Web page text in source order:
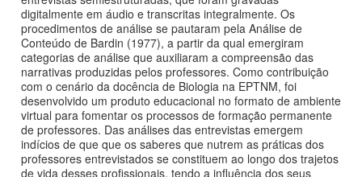
digitalmente em áudio e transcritas integralmente. Os
procedimentos de análise se pautaram pela Análise de
Conteúdo de Bardin (1977), a partir da qual emergiram
categorias de análise que auxiliaram a compreensão das
narrativas produzidas pelos professores. Como contribuição
com o cenário da docência de Biologia na EPTNM, foi
desenvolvido um produto educacional no formato de ambiente
virtual para fomentar os processos de formação permanente
de professores. Das análises das entrevistas emergem
indícios de que que os saberes que nutrem as práticas dos
professores entrevistados se constituem ao longo dos trajetos
de vida desses profissionais, tendo a influência dos seus